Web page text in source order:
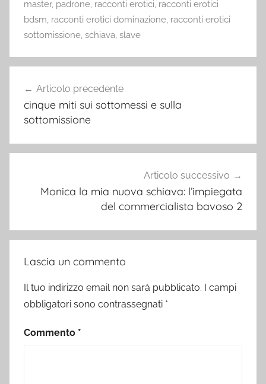
master, padrone, racconti erotici, racconti erotici
bdsm, racconti erotici dominazione, racconti erotici
sottomissione, schiava, slave
articoli
Articolo precedente
cinque miti sui sottomessi e sulla
sottomissione
Articolo successivo
Monica la mia nuova schiava: l’impiegata
del commercialista bavoso 2
Lascia un commento
Il tuo indirizzo email non sarà pubblicato. I campi
obbligatori sono contrassegnati *
Commento *